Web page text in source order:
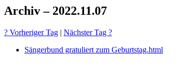
Archiv – 2022.11.07
? Vorheriger Tag | Nächster Tag ?
Sängerbund gratuliert zum Geburtstag.html